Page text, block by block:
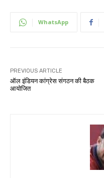
WhatsApp
PREVIOUS ARTICLE
ऑल इंडियन कांग्रेस संगठन की बैठक
आयोजित